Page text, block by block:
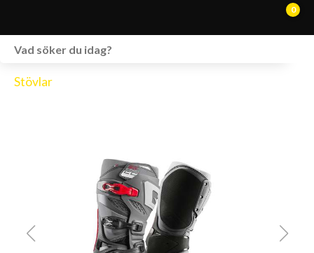
0
KONTAKT
Stövlar